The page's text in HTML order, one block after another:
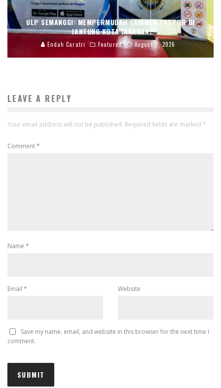
ULP SEMANGGI: MEMPERMUDAH LAYANAN PASPOR DI
JANTUNG KOTA JAKARTA
Endah Caratri Featured August 7, 2026
LEAVE A REPLY
Your email address will not be published. Required fields are marked *
Comment*
Name *
Email * Website
Save my name, email, and website in this browser for the next time I
comment.